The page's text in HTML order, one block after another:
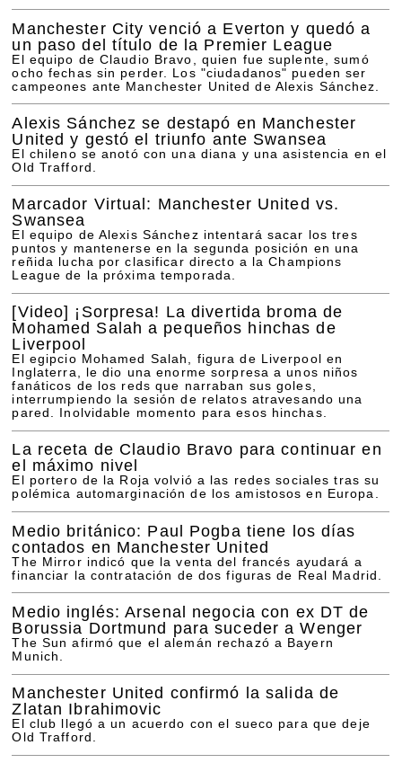
Manchester City venció a Everton y quedó a
un paso del título de la Premier League
El equipo de Claudio Bravo, quien fue suplente, sumó
ocho fechas sin perder. Los "ciudadanos" pueden ser
campeones ante Manchester United de Alexis Sánchez.
Alexis Sánchez se destapó en Manchester
United y gestó el triunfo ante Swansea
El chileno se anotó con una diana y una asistencia en el
Old Trafford.
Marcador Virtual: Manchester United vs.
Swansea
El equipo de Alexis Sánchez intentará sacar los tres
puntos y mantenerse en la segunda posición en una
reñida lucha por clasificar directo a la Champions
League de la próxima temporada.
[Video] ¡Sorpresa! La divertida broma de
Mohamed Salah a pequeños hinchas de
Liverpool
El egipcio Mohamed Salah, figura de Liverpool en
Inglaterra, le dio una enorme sorpresa a unos niños
fanáticos de los reds que narraban sus goles,
interrumpiendo la sesión de relatos atravesando una
pared. Inolvidable momento para esos hinchas.
La receta de Claudio Bravo para continuar en
el máximo nivel
El portero de la Roja volvió a las redes sociales tras su
polémica automarginación de los amistosos en Europa.
Medio británico: Paul Pogba tiene los días
contados en Manchester United
The Mirror indicó que la venta del francés ayudará a
financiar la contratación de dos figuras de Real Madrid.
Medio inglés: Arsenal negocia con ex DT de
Borussia Dortmund para suceder a Wenger
The Sun afirmó que el alemán rechazó a Bayern
Munich.
Manchester United confirmó la salida de
Zlatan Ibrahimovic
El club llegó a un acuerdo con el sueco para que deje
Old Trafford.